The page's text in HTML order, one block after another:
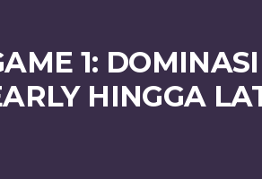
1:
HINGGA